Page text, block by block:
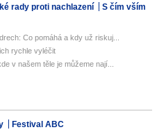
rady proti nachlazení
S čím vším
Co pomáhá a kdy už riskuj...
rychle vyléčit
v našem těle je můžeme nají...
Festival ABC